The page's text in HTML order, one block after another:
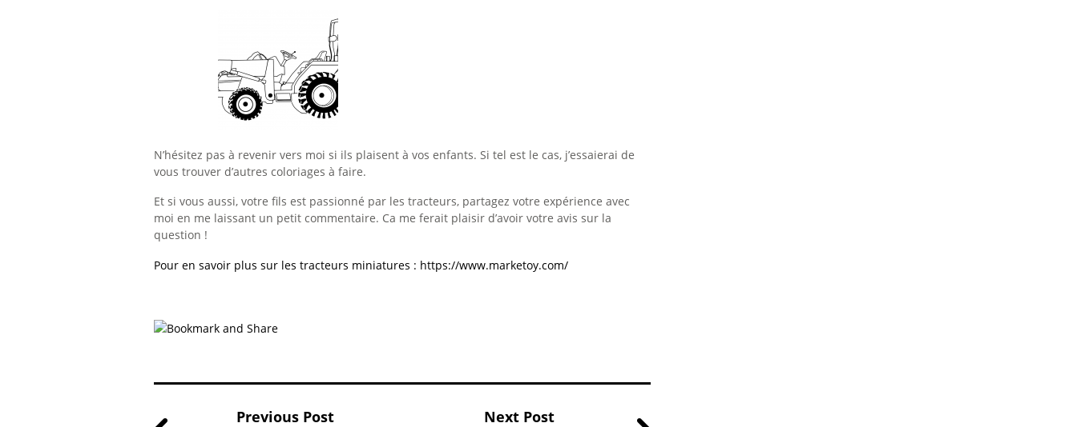
N’hésitez pas à revenir vers moi si ils plaisent à vos enfants. Si tel est le cas, j’essaierai de
vous trouver d’autres coloriages à faire.
Et si vous aussi, votre fils est passionné par les tracteurs, partagez votre expérience avec
moi en me laissant un petit commentaire. Ca me ferait plaisir d’avoir votre avis sur la
question !
Pour en savoir plus sur les tracteurs miniatures : https://www.marketoy.com/
Previous Post Next Post